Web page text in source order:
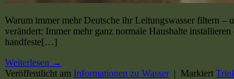
Warum immer mehr Deutsche ihr Leitungswasser filtern –
verändert: Immer mehr ganz normale Haushalte
handfeste[…]
Weiterlesen →
Veröffentlicht am Informationen zu Wasser | Markiert